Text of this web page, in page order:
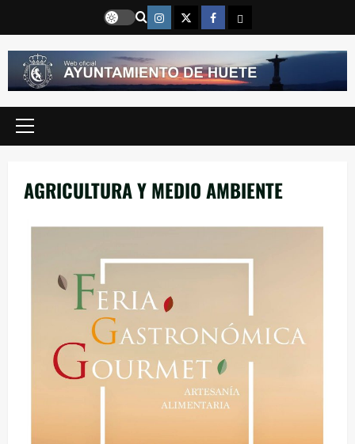
contenido
Instragram
TwitterFacebook
Email
Menú
AGRICULTURA Y MEDIO AMBIENTE